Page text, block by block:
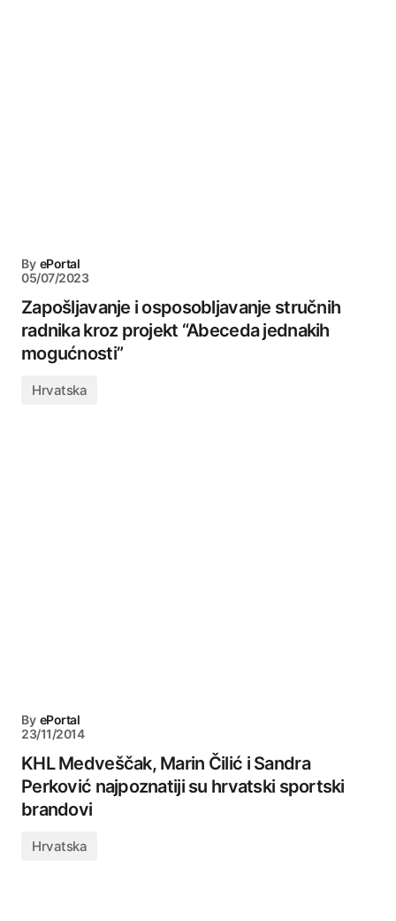
By ePortal
05/07/2023
Zapošljavanje i osposobljavanje stručnih
radnika kroz projekt “Abeceda jednakih
mogućnosti”
Hrvatska
By ePortal
23/11/2014
KHL Medveščak, Marin Čilić i Sandra
Perković najpoznatiji su hrvatski sportski
brandovi
Hrvatska